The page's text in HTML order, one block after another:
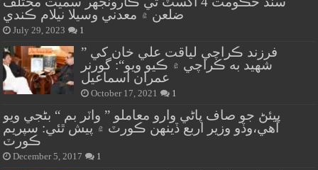
ضلعن ۾ معدني وسيلا نيلام ڪندي
July 29, 2023 1
” فرزند ڪراچي لياقت علي خان کي
شهيد به ڪراچي ۾ ڪيو ويو“: گورنر
عمران اسماعيل
October 17, 2021 1
پيئڻ جو صاف پاڻي وارو معاملو ” واٽر بم “ بڻجي ويو
آهي،وڏو وزير اربع ڏينهن ڪورٽ ۾ پيش ٿئي: سپريم
ڪورٽ
December 5, 2017 1